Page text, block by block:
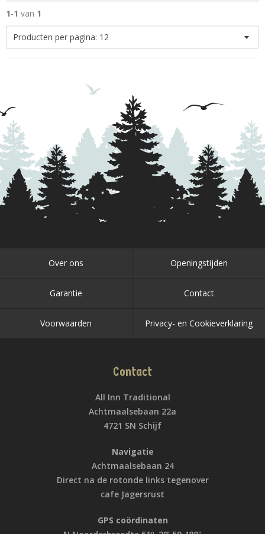
1-1 van 1
Producten per pagina: 12
Over ons Openingstijden
Garantie Contact
Voorwaarden Privacy- en Cookieverklaring
Contact
All Inn Traditional
Achtmaalsebaan 22a
4721 SN Schijf
Navigatie
Achtmaalsebaan 24
Direct na de rotonde links tegenover
cafe Jagersrust
GPS coördinaten